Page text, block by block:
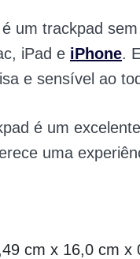
é um trackpad
iPad e iPhone.
e sensível ao
é um excelente
uma
cm x 16,0 cm x